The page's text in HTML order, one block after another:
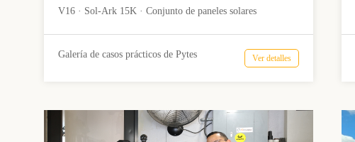
V16 · Sol-Ark 15K · Conjunto de paneles solares
Ver detalles
Galería de casos prácticos de Pytes